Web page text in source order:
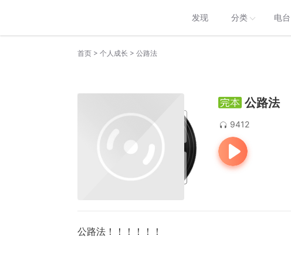
发现 分类 电台
首页 > 个人成长 > 公路法
公路法
9412
公路法！！！！！！